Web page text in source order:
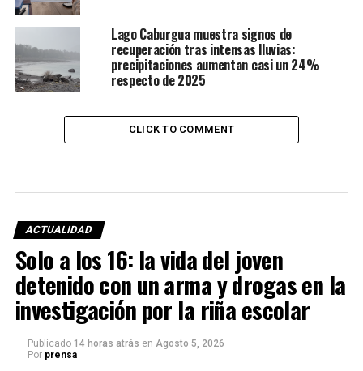
Lago Caburgua muestra signos de
recuperación tras intensas lluvias:
precipitaciones aumentan casi un 24%
respecto de 2025
CLICK TO COMMENT
ACTUALIDAD
Solo a los 16: la vida del joven
detenido con un arma y drogas en la
investigación por la riña escolar
Publicado 14 horas atrás en Agosto 5, 2026
Por prensa